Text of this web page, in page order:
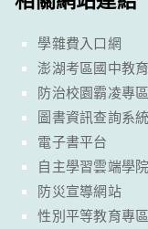
學雜費入口網
澎湖考區國中教
防治校園霸凌專區
圖書資訊查詢系統
電子書平台
自主學習雲端學院
防災宣導網站
性別平等教育專區